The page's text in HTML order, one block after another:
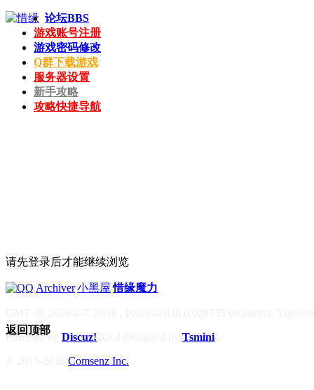
论坛BBS
游戏账号注册
游戏密码修改
Q群下载游戏
服务器设置
新手攻略
攻略快捷导航
请先登录后才能继续浏览
Archiver|小黑屋|惜缘魔力
Powered by Discuz!
Tsmini
Comsenz Inc.
返回顶部